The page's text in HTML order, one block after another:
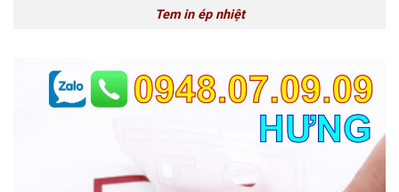
Tem in ép nhiệt